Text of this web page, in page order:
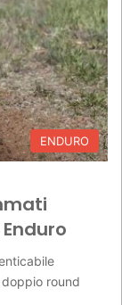
ENDURO
round